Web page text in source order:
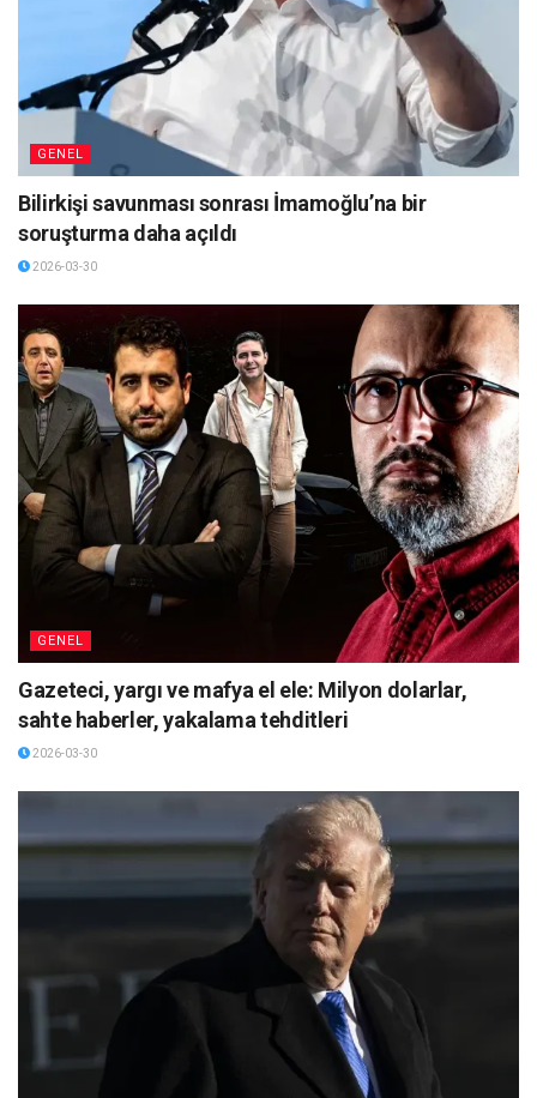
GENEL
Bilirkişi savunması sonrası İmamoğlu’na bir
soruşturma daha açıldı
2026-03-30
GENEL
Gazeteci, yargı ve mafya el ele: Milyon dolarlar,
sahte haberler, yakalama tehditleri
2026-03-30